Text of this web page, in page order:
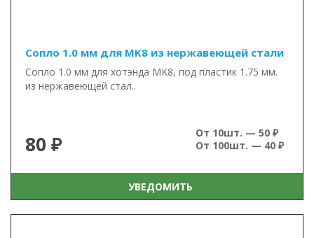
Сопло 1.0 мм для MK8 из нержавеющей стали
Сопло 1.0 мм для хотэнда MK8, под пластик 1.75 мм.
из нержавеющей стал..
80 ₽
От 10шт. — 50 ₽
От 100шт. — 40 ₽
УВЕДОМИТЬ